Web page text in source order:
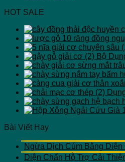
HOT SALE
Bộ
Bài Viết Hay
Ngừa Dịch Cúm Bằng
Diện Chẩn Hỗ Trợ Cải